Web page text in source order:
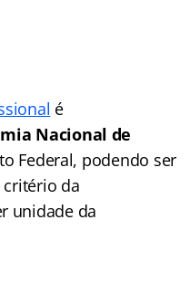
é
Nacional de
Federal, podendo ser
critério da
unidade da